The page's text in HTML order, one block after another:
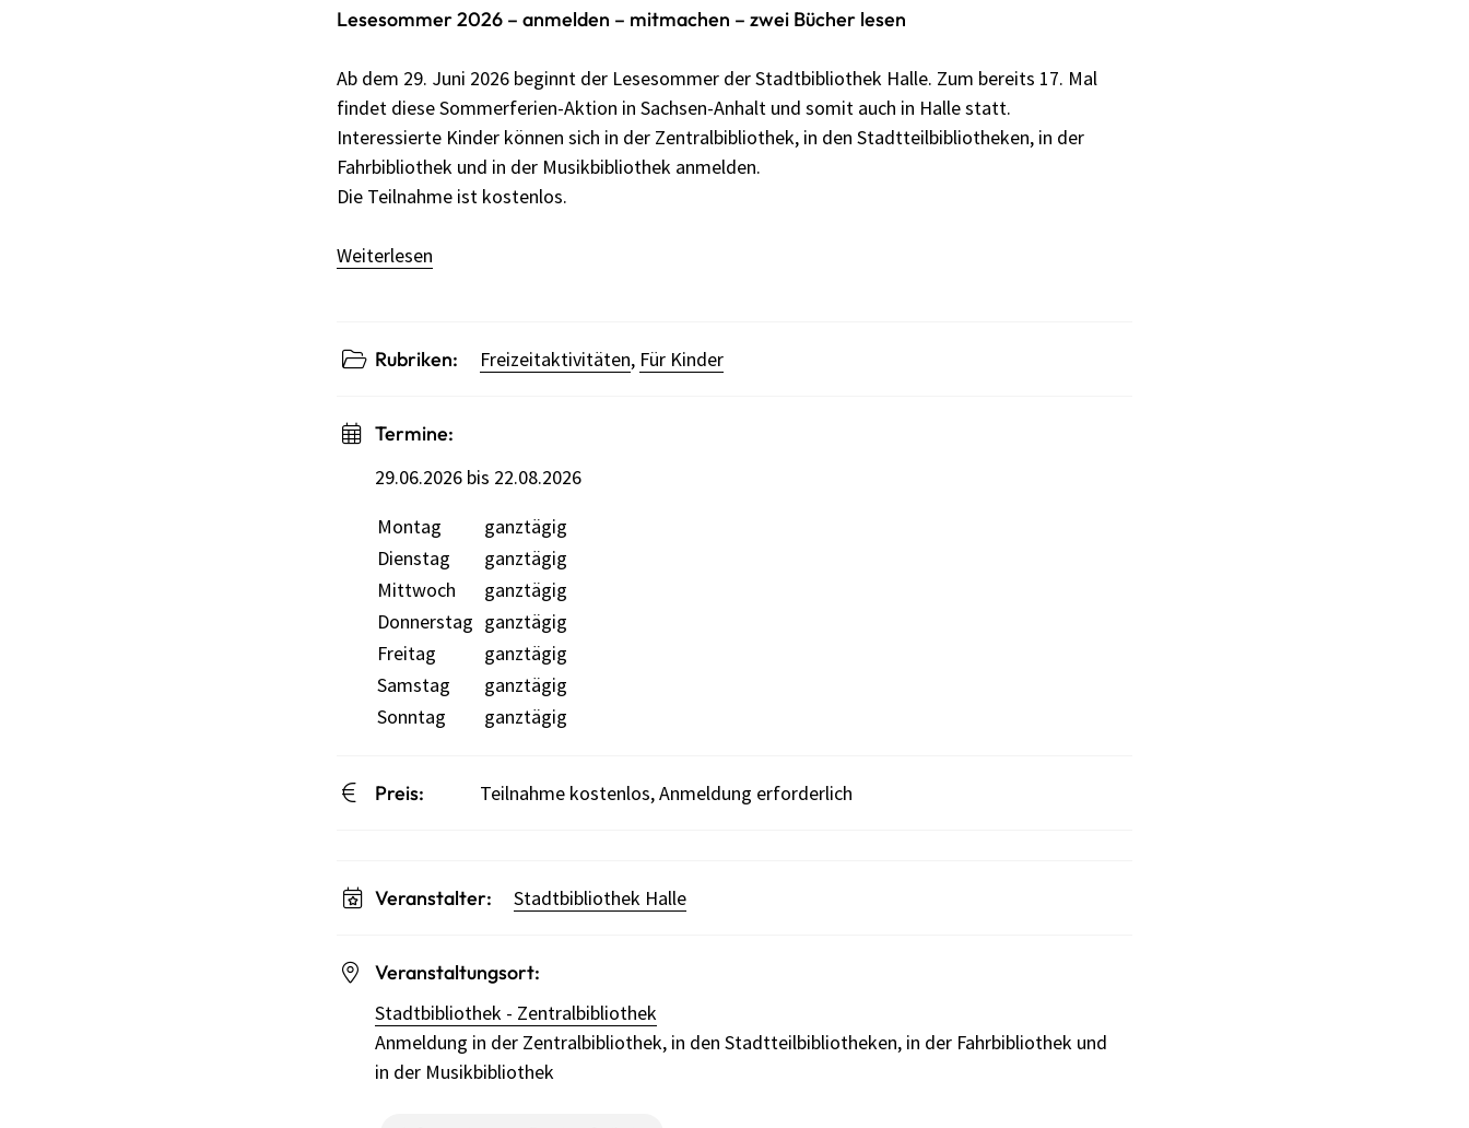
Lesesommer 2026 – anmelden – mitmachen – zwei Bücher lesen
Ab dem 29. Juni 2026 beginnt der Lesesommer der Stadtbibliothek Halle. Zum bereits 17. Mal
findet diese Sommerferien-Aktion in Sachsen-Anhalt und somit auch in Halle statt.
Interessierte Kinder können sich in der Zentralbibliothek, in den Stadtteilbibliotheken, in der
Fahrbibliothek und in der Musikbibliothek anmelden.
Die Teilnahme ist kostenlos.
Weiterlesen
Rubriken: Freizeitaktivitäten, Für Kinder
Termine:
29.06.2026 bis 22.08.2026
Wochentag
Öffnungszeiten
Montag
ganztägig
Dienstag
ganztägig
Mittwoch
ganztägig
Donnerstag ganztägig
Freitag
ganztägig
Samstag
ganztägig
Sonntag
ganztägig
Preis: Teilnahme kostenlos, Anmeldung erforderlich
Veranstalter: Stadtbibliothek Halle
Veranstaltungsort:
Stadtbibliothek - Zentralbibliothek
Anmeldung in der Zentralbibliothek, in den Stadtteilbibliotheken, in der Fahrbibliothek und
in der Musikbibliothek